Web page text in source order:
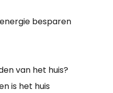
besparen
van het huis?
is het huis